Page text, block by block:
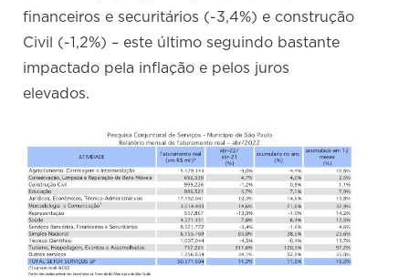
financeiros e securitários (-3,4%) e construção
Civil (-1,2%) – este último seguindo bastante
impactado pela inflação e pelos juros
elevados.